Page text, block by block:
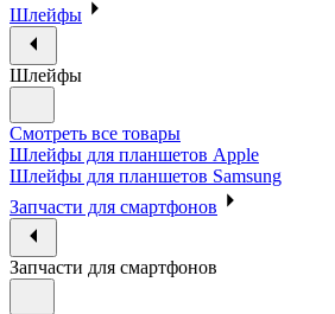
Шлейфы
Шлейфы
Смотреть все товары
Шлейфы для планшетов Apple
Шлейфы для планшетов Samsung
Запчасти для смартфонов
Запчасти для смартфонов